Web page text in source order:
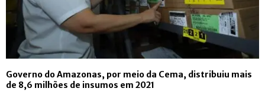
Governo do Amazonas, por meio da Cema, distribuiu mais
de 8,6 milhões de insumos em 2021